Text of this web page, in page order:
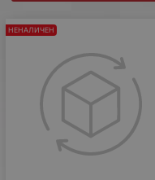
НЕНАЛИЧЕН